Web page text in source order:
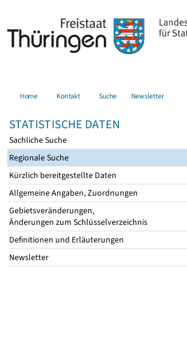
Home Kontakt Suche Newsletter
STATISTISCHE DATEN
Sachliche Suche
Regionale Suche
Kürzlich bereitgestellte Daten
Allgemeine Angaben, Zuordnungen
Gebietsveränderungen,
Änderungen zum Schlüsselverzeichnis
Definitionen und Erläuterungen
Newsletter